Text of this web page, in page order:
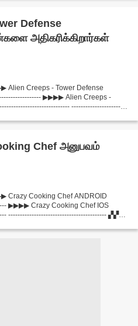
Defense
அதிகரிக்கிறார்கள்
Alien Creeps - Tower Defense
▶▶▶▶ Alien Creeps -
------------------------
Chef அனுபவம்
Crazy Cooking Chef ANDROID
▶▶▶▶ Crazy Cooking Chef IOS
------------------------------------------ ▞▞▞